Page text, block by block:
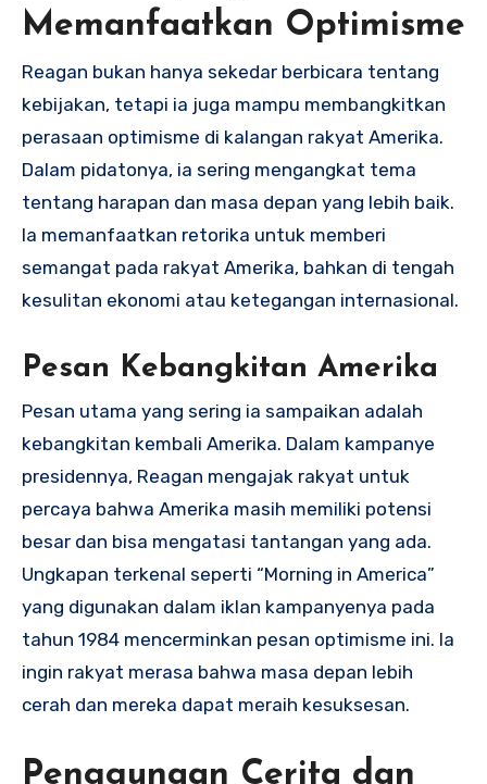
Memanfaatkan Optimisme
Reagan bukan hanya sekedar berbicara tentang
kebijakan, tetapi ia juga mampu membangkitkan
perasaan optimisme di kalangan rakyat Amerika.
Dalam pidatonya, ia sering mengangkat tema
tentang harapan dan masa depan yang lebih baik.
Ia memanfaatkan retorika untuk memberi
semangat pada rakyat Amerika, bahkan di tengah
kesulitan ekonomi atau ketegangan internasional.
Pesan Kebangkitan Amerika
Pesan utama yang sering ia sampaikan adalah
kebangkitan kembali Amerika. Dalam kampanye
presidennya, Reagan mengajak rakyat untuk
percaya bahwa Amerika masih memiliki potensi
besar dan bisa mengatasi tantangan yang ada.
Ungkapan terkenal seperti “Morning in America”
yang digunakan dalam iklan kampanyenya pada
tahun 1984 mencerminkan pesan optimisme ini. Ia
ingin rakyat merasa bahwa masa depan lebih
cerah dan mereka dapat meraih kesuksesan.
Penggunaan Cerita dan